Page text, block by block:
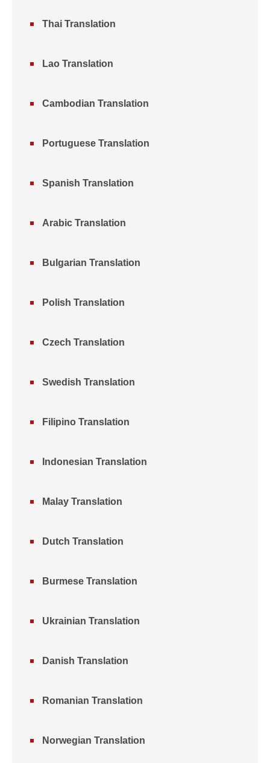
Thai Translation
Lao Translation
Cambodian Translation
Portuguese Translation
Spanish Translation
Arabic Translation
Bulgarian Translation
Polish Translation
Czech Translation
Swedish Translation
Filipino Translation
Indonesian Translation
Malay Translation
Dutch Translation
Burmese Translation
Ukrainian Translation
Danish Translation
Romanian Translation
Norwegian Translation